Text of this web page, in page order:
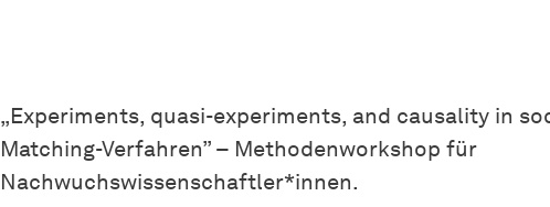
„Experiments, quasi-experiments, and causality in
Matching-Verfahren” – Methodenworkshop für
Nachwuchswissenschaftler*innen.